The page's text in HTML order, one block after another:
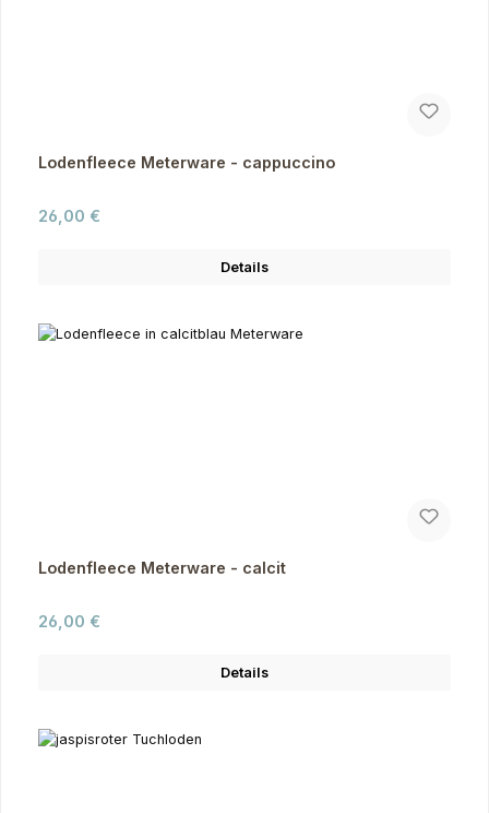
Lodenfleece Meterware - cappuccino
Regulärer Preis:
26,00 €
Details
Lodenfleece Meterware - calcit
Regulärer Preis:
26,00 €
Details